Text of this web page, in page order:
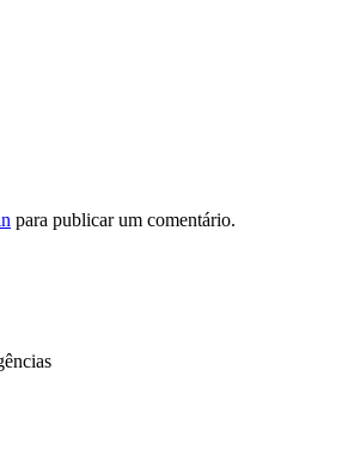
para publicar um comentário.